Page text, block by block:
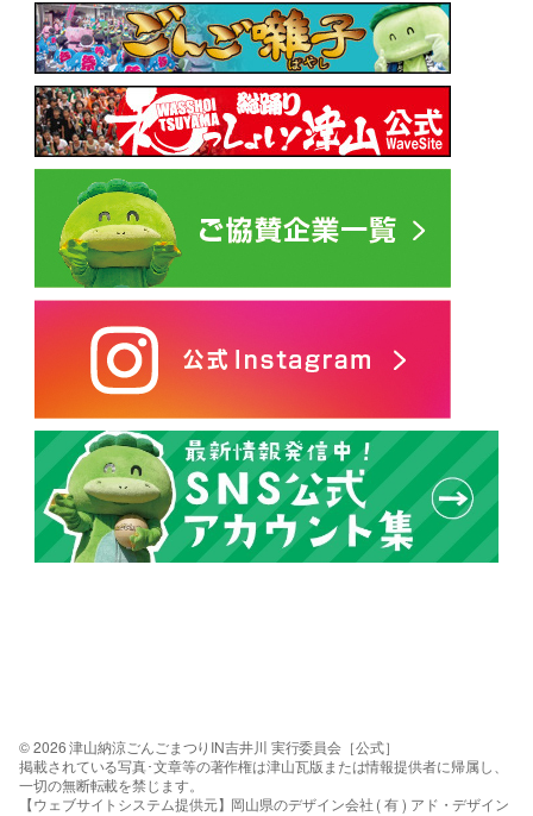
© 2026 津山納涼ごんごまつりIN吉井川 実行委員会［公式］
掲載されている写真･文章等の著作権は津山瓦版または情報提供者に帰属し、
一切の無断転載を禁じます。
【ウェブサイトシステム提供元】岡山県のデザイン会社 ( 有 ) アド・デザイン